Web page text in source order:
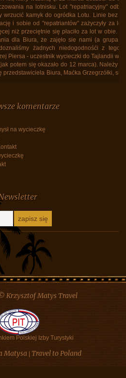
Lot "repatriacyjny" odbył się bez
do ogródka Lotu. Linie bez skrupułów
"repatriantów" zażyczyły za lot w jedną
się płaciło za lot w obie. W każdym
że zajęło sie nami (a grupa spora, 40
niedogodnośći z tego powodu.
wycieczki do Tajlandii w dniach 25
okazało do 12 marca). Należy podkreślić
Biura, Maćka Grzegrzółki, siła spokoju
komentarze
na wycieczkę
Krzysztof Matys Travel